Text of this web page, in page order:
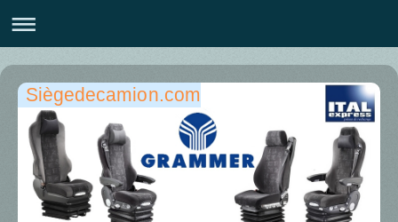
Siègedecamion.com